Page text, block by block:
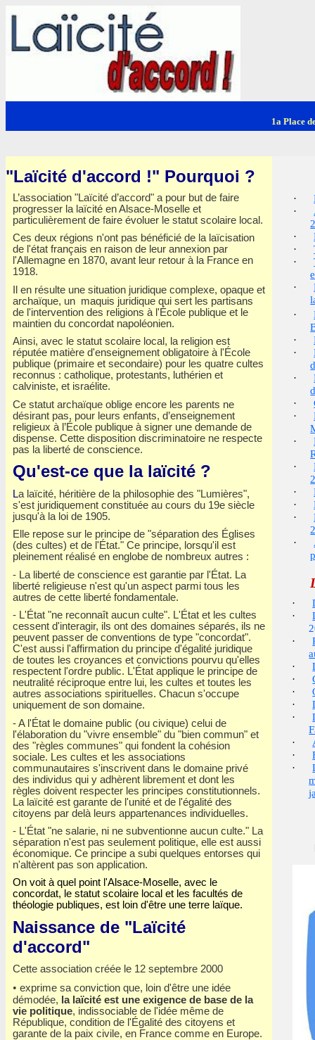
1a Place
"Laïcité d'accord !" Pourquoi ?
L’association "Laïcité d’accord" a pour but de faire
progresser la laïcité en Alsace-Moselle et
particulièrement de faire évoluer le statut scolaire local.
Ces deux régions n'ont pas bénéficié de la laïcisation
de l'état français en raison de leur annexion par
l'Allemagne en 1870, avant leur retour à la France en
1918.
Il en résulte une situation juridique complexe, opaque et
archaïque, un maquis juridique qui sert les partisans
de l'intervention des religions à l'École publique et le
maintien du concordat napoléonien.
Ainsi, avec le statut scolaire local, la religion est
réputée matière d'enseignement obligatoire à l'École
publique (primaire et secondaire) pour les quatre cultes
reconnus : catholique, protestants, luthérien et
calviniste, et israélite.
Ce statut archaïque oblige encore les parents ne
désirant pas, pour leurs enfants, d’enseignement
religieux à l’École publique à signer une demande de
dispense. Cette disposition discriminatoire ne respecte
pas la liberté de conscience.
Qu'est-ce que la laïcité ?
La laïcité, héritière de la philosophie des "Lumières",
s'est juridiquement constituée au cours du 19e siècle
jusqu'à la loi de 1905.
Elle repose sur le principe de "séparation des Églises
(des cultes) et de l'État." Ce principe, lorsqu'il est
pleinement réalisé en englobe de nombreux autres :
- La liberté de conscience est garantie par l'État. La
liberté religieuse n'est qu'un aspect parmi tous les
autres de cette liberté fondamentale.
- L'État "ne reconnaît aucun culte". L'État et les cultes
cessent d'interagir, ils ont des domaines séparés, ils ne
peuvent passer de conventions de type "concordat".
C'est aussi l'affirmation du principe d'égalité juridique
de toutes les croyances et convictions pourvu qu'elles
respectent l'ordre public. L'État applique le principe de
neutralité réciproque entre lui, les cultes et toutes les
autres associations spirituelles. Chacun s'occupe
uniquement de son domaine.
- A l'État le domaine public (ou civique) celui de
l'élaboration du "vivre ensemble" du "bien commun" et
des "règles communes" qui fondent la cohésion
sociale. Les cultes et les associations
communautaires s'inscrivent dans le domaine privé
des individus qui y adhèrent librement et dont les
règles doivent respecter les principes constitutionnels.
La laïcité est garante de l'unité et de l'égalité des
citoyens par delà leurs appartenances individuelles.
- L'État "ne salarie, ni ne subventionne aucun culte." La
séparation n'est pas seulement politique, elle est aussi
économique. Ce principe a subi quelques entorses qui
n'altèrent pas son application.
On voit à quel point l'Alsace-Moselle, avec le
concordat, le statut scolaire local et les facultés de
théologie publiques, est loin d'être une terre laïque.
Naissance de "Laïcité
d'accord"
Cette association créée le 12 septembre 2000
• exprime sa conviction que, loin d'être une idée
démodée, la laïcité est une exigence de base de la
vie politique, indissociable de l'idée même de
République, condition de l'Égalité des citoyens et
garante de la paix civile, en France comme en Europe.
·
·
·
·
·
·
·
·
·
·
·
·
·
·
·
·
·
·
·
·
·
·
·
·
·
·
·
·
·